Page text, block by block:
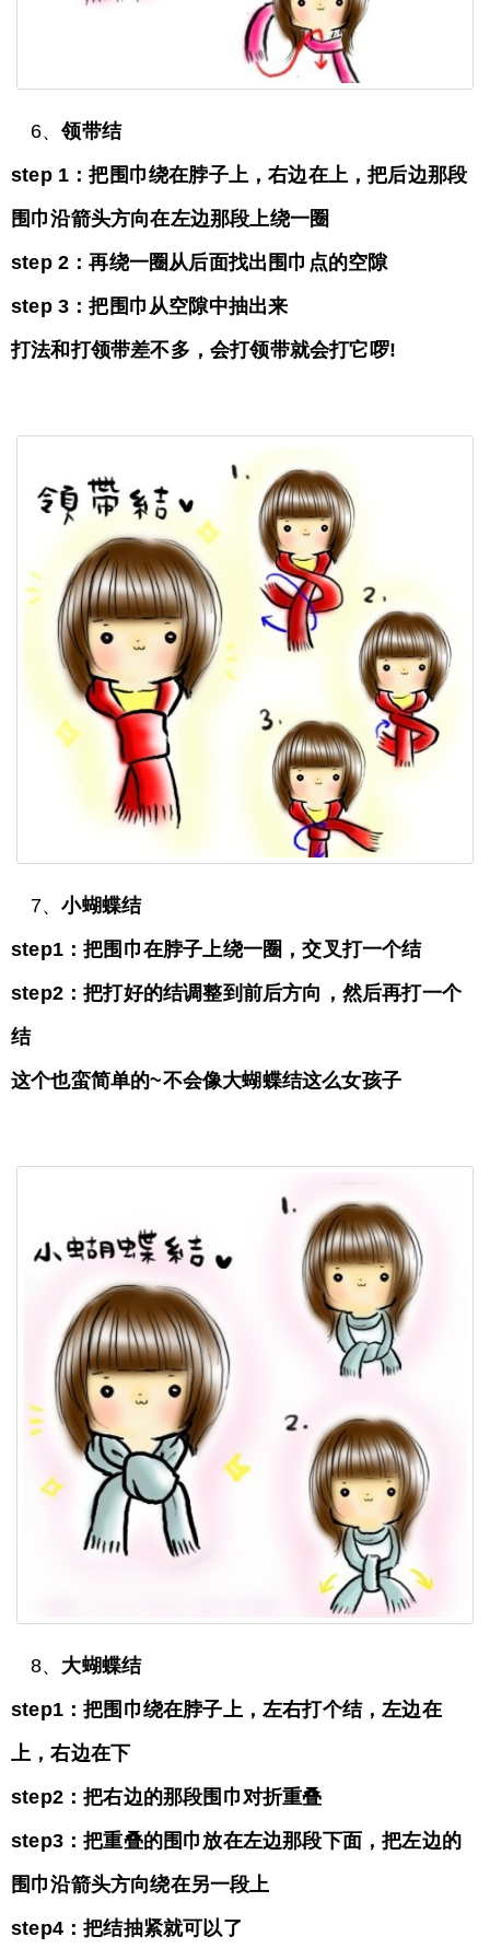
6、领带结
step 1：把围巾绕在脖子上，右边在上，把后边那段
围巾沿箭头方向在左边那段上绕一圈
step 2：再绕一圈从后面找出围巾点的空隙
step 3：把围巾从空隙中抽出来
打法和打领带差不多，会打领带就会打它啰!
7、小蝴蝶结
step1：把围巾在脖子上绕一圈，交叉打一个结
step2：把打好的结调整到前后方向，然后再打一个
结
这个也蛮简单的~不会像大蝴蝶结这么女孩子
8、 大蝴蝶结
step1：把围巾绕在脖子上，左右打个结，左边在
上，右边在下
step2：把右边的那段围巾对折重叠
step3：把重叠的围巾放在左边那段下面，把左边的
围巾沿箭头方向绕在另一段上
step4：把结抽紧就可以了